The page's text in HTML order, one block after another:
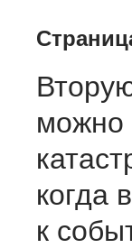
можно
когда
к